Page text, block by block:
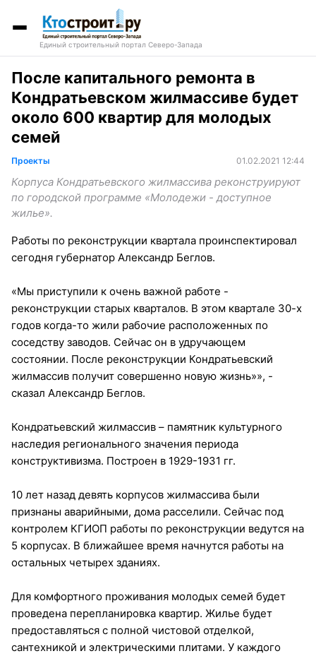
Единый строительный портал Северо-Запада
После капитального ремонта в
Кондратьевском жилмассиве будет
около 600 квартир для молодых
семей
Проекты 01.02.2021 12:44
Корпуса Кондратьевского жилмассива реконструируют
по городской программе «Молодежи - доступное
жилье».
Работы по реконструкции квартала проинспектировал
сегодня губернатор Александр Беглов.
«Мы приступили к очень важной работе -
реконструкции старых кварталов. В этом квартале 30-х
годов когда-то жили рабочие расположенных по
соседству заводов. Сейчас он в удручающем
состоянии. После реконструкции Кондратьевский
жилмассив получит совершенно новую жизнь»», -
сказал Александр Беглов.
Кондратьевский жилмассив – памятник культурного
наследия регионального значения периода
конструктивизма. Построен в 1929-1931 гг.
10 лет назад девять корпусов жилмассива были
признаны аварийными, дома расселили. Сейчас под
контролем КГИОП работы по реконструкции ведутся на
5 корпусах. В ближайшее время начнутся работы на
остальных четырех зданиях.
Для комфортного проживания молодых семей будет
проведена перепланировка квартир. Жилье будет
предоставляться с полной чистовой отделкой,
сантехникой и электрическими плитами. У каждого